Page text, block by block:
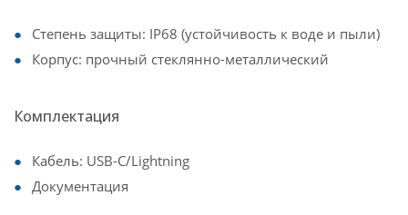
Степень защиты: IP68 (устойчивость к воде и пыли)
Корпус: прочный стеклянно-металлический
Комплектация
Кабель: USB-C/Lightning
Документация